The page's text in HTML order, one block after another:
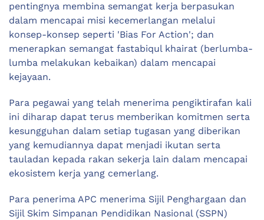
pentingnya membina semangat kerja berpasukan
dalam mencapai misi kecemerlangan melalui
konsep-konsep seperti 'Bias For Action'; dan
menerapkan semangat fastabiqul khairat (berlumba-
lumba melakukan kebaikan) dalam mencapai
kejayaan.
Para pegawai yang telah menerima pengiktirafan kali
ini diharap dapat terus memberikan komitmen serta
kesungguhan dalam setiap tugasan yang diberikan
yang kemudiannya dapat menjadi ikutan serta
tauladan kepada rakan sekerja lain dalam mencapai
ekosistem kerja yang cemerlang.
Para penerima APC menerima Sijil Penghargaan dan
Sijil Skim Simpanan Pendidikan Nasional (SSPN)